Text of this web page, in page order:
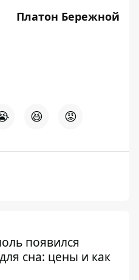
Платон Бережной
😆 😡
появился
сна: цены и как